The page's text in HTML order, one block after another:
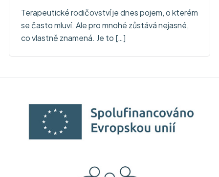
Terapeutické rodičovství je dnes pojem, o kterém
se často mluví. Ale pro mnohé zůstává nejasné,
co vlastně znamená. Je to […]